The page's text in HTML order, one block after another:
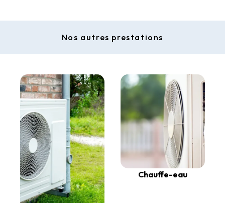
Nos autres prestations
Chauffe-eau